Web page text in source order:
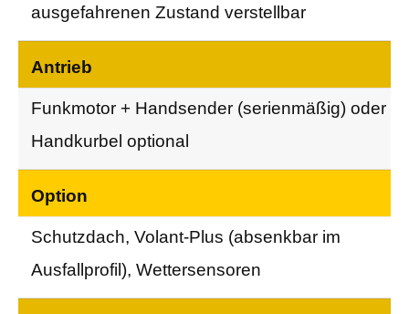
ausgefahrenen Zustand verstellbar
Antrieb
Funkmotor + Handsender (serienmäßig) oder
Handkurbel optional
Option
Schutzdach, Volant-Plus (absenkbar im
Ausfallprofil), Wettersensoren